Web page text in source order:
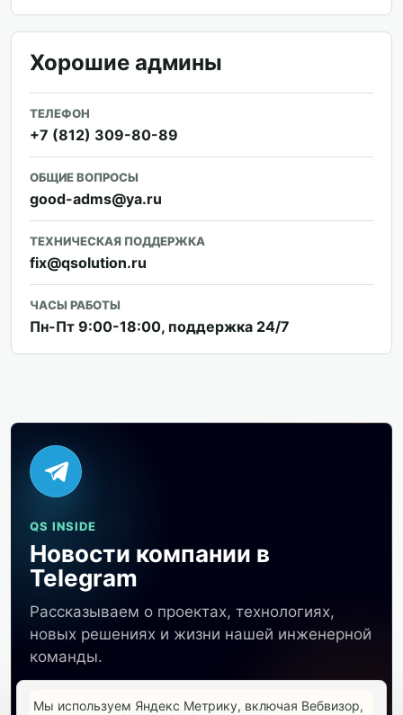
Хорошие админы
ТЕЛЕФОН
+7 (812) 309-80-89
ОБЩИЕ ВОПРОСЫ
good-adms@ya.ru
ТЕХНИЧЕСКАЯ ПОДДЕРЖКА
fix@qsolution.ru
ЧАСЫ РАБОТЫ
Пн-Пт 9:00-18:00, поддержка 24/7
QS INSIDE
Новости компании в
Telegram
Рассказываем о проектах, технологиях,
новых решениях и жизни нашей инженерной
команды.
Перейти в Telegram↗
Мы используем Яндекс Метрику, включая Вебвизор,